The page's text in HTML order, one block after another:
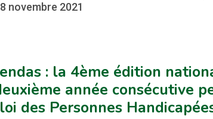
novembre 2021
: la 4ème édition
année consécutive
des Personnes